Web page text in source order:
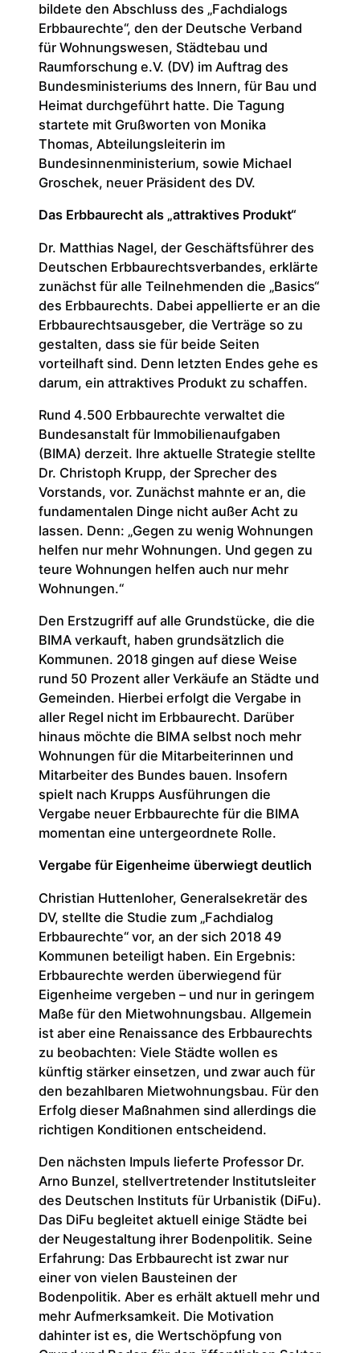
bildete den Abschluss des „Fachdialogs
Erbbaurechte“, den der Deutsche Verband
für Wohnungswesen, Städtebau und
Raumforschung e.V. (DV) im Auftrag des
Bundesministeriums des Innern, für Bau und
Heimat durchgeführt hatte. Die Tagung
startete mit Grußworten von Monika
Thomas, Abteilungsleiterin im
Bundesinnenministerium, sowie Michael
Groschek, neuer Präsident des DV.
Das Erbbaurecht als „attraktives Produkt“
Dr. Matthias Nagel, der Geschäftsführer des
Deutschen Erbbaurechtsverbandes, erklärte
zunächst für alle Teilnehmenden die „Basics“
des Erbbaurechts. Dabei appellierte er an die
Erbbaurechtsausgeber, die Verträge so zu
gestalten, dass sie für beide Seiten
vorteilhaft sind. Denn letzten Endes gehe es
darum, ein attraktives Produkt zu schaffen.
Rund 4.500 Erbbaurechte verwaltet die
Bundesanstalt für Immobilienaufgaben
(BIMA) derzeit. Ihre aktuelle Strategie stellte
Dr. Christoph Krupp, der Sprecher des
Vorstands, vor. Zunächst mahnte er an, die
fundamentalen Dinge nicht außer Acht zu
lassen. Denn: „Gegen zu wenig Wohnungen
helfen nur mehr Wohnungen. Und gegen zu
teure Wohnungen helfen auch nur mehr
Wohnungen.“
Den Erstzugriff auf alle Grundstücke, die die
BIMA verkauft, haben grundsätzlich die
Kommunen. 2018 gingen auf diese Weise
rund 50 Prozent aller Verkäufe an Städte und
Gemeinden. Hierbei erfolgt die Vergabe in
aller Regel nicht im Erbbaurecht. Darüber
hinaus möchte die BIMA selbst noch mehr
Wohnungen für die Mitarbeiterinnen und
Mitarbeiter des Bundes bauen. Insofern
spielt nach Krupps Ausführungen die
Vergabe neuer Erbbaurechte für die BIMA
momentan eine untergeordnete Rolle.
Vergabe für Eigenheime überwiegt deutlich
Christian Huttenloher, Generalsekretär des
DV, stellte die Studie zum „Fachdialog
Erbbaurechte“ vor, an der sich 2018 49
Kommunen beteiligt haben. Ein Ergebnis:
Erbbaurechte werden überwiegend für
Eigenheime vergeben – und nur in geringem
Maße für den Mietwohnungsbau. Allgemein
ist aber eine Renaissance des Erbbaurechts
zu beobachten: Viele Städte wollen es
künftig stärker einsetzen, und zwar auch für
den bezahlbaren Mietwohnungsbau. Für den
Erfolg dieser Maßnahmen sind allerdings die
richtigen Konditionen entscheidend.
Den nächsten Impuls lieferte Professor Dr.
Arno Bunzel, stellvertretender Institutsleiter
des Deutschen Instituts für Urbanistik (DiFu).
Das DiFu begleitet aktuell einige Städte bei
der Neugestaltung ihrer Bodenpolitik. Seine
Erfahrung: Das Erbbaurecht ist zwar nur
einer von vielen Bausteinen der
Bodenpolitik. Aber es erhält aktuell mehr und
mehr Aufmerksamkeit. Die Motivation
dahinter ist es, die Wertschöpfung von